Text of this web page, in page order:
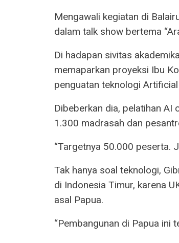
Mengawali kegiatan di
dalam talk show bertema
Di hadapan sivitas
memaparkan proyeksi Ibu
penguatan teknologi
Dibeberkan dia, pelatihan
1.300 madrasah dan
“Targetnya 50.000 peserta.
Tak hanya soal teknologi,
di Indonesia Timur, karena
asal Papua.
“Pembangunan di Papua ini